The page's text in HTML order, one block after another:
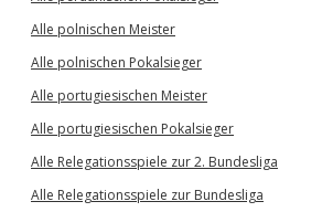
Alle polnischen Meister
Alle polnischen Pokalsieger
Alle portugiesischen Meister
Alle portugiesischen Pokalsieger
Alle Relegationsspiele zur 2. Bundesliga
Alle Relegationsspiele zur Bundesliga